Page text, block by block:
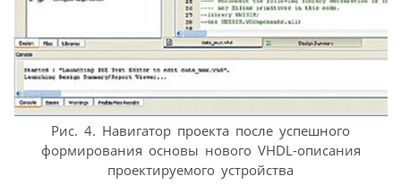
Рис. 4. Навигатор проекта после успешного
формирования основы нового VHDL-описания
проектируемого устройства